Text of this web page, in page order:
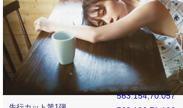
541,33.886
M565.378,62.101
C565.244,65.022
564.756,66.606
564.346,67.663
C563.803,69.06
563.154,70.057